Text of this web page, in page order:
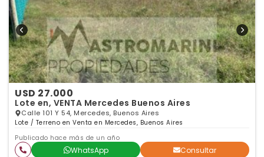
USD 27.000
Lote en, VENTA Mercedes Buenos Aires
Calle 101 Y 54, Mercedes, Buenos Aires
Lote / Terreno en Venta en Mercedes, Buenos Aires
Publicado hace más de un año
WhatsApp Consultar